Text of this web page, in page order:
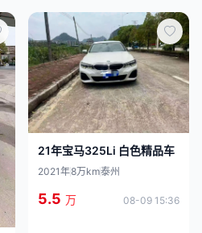
21年宝马325Li 白色精品车
2021年8万km泰州
5.5 万 08-09 15:36